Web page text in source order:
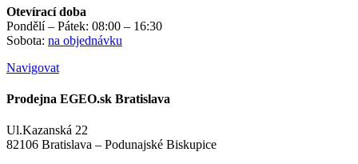
Otevírací doba
Pondělí – Pátek: 08:00 – 16:30
Sobota: na objednávku
Navigovat
Prodejna EGEO.sk Bratislava
Ul.Kazanská 22
82106 Bratislava – Podunajské Biskupice